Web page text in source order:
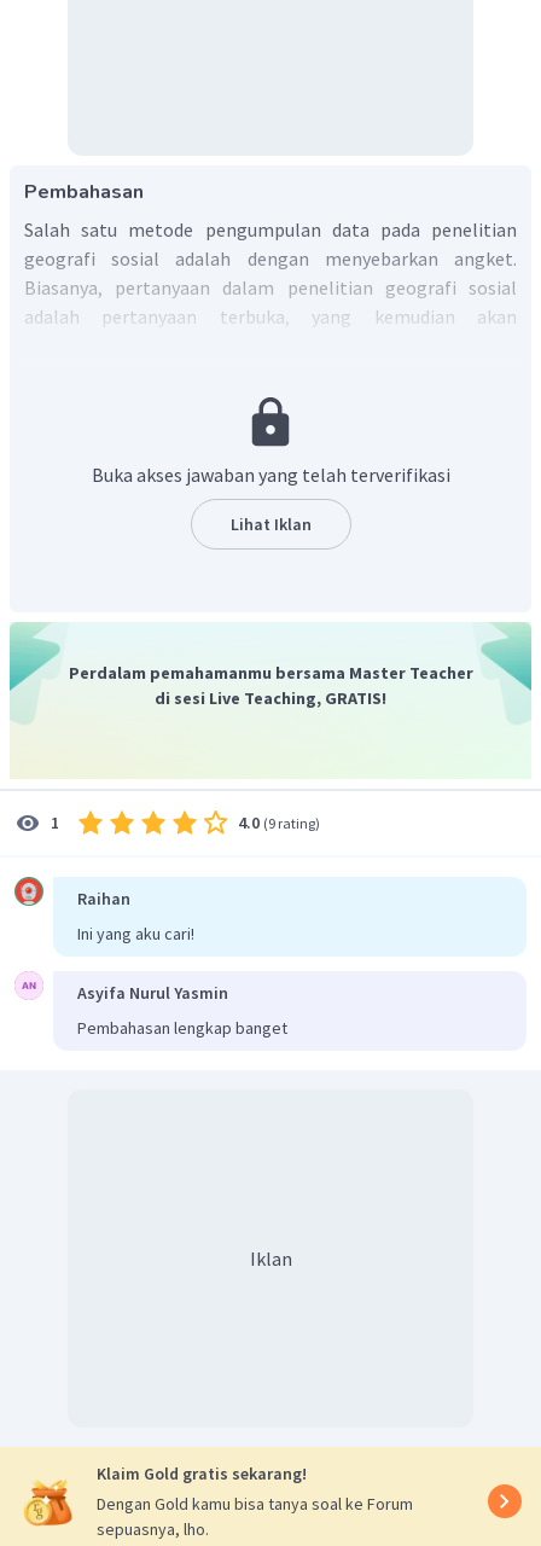
Pembahasan
Salah satu metode pengumpulan data pada penelitian
geografi sosial adalah dengan menyebarkan angket.
Biasanya, pertanyaan dalam penelitian geografi sosial
adalah pertanyaan terbuka, yang kemudian akan
Buka akses jawaban yang telah terverifikasi
Lihat Iklan
Perdalam pemahamanmu bersama Master Teacher
di sesi Live Teaching, GRATIS!
1 4.0 (9 rating)
Raihan
Ini yang aku cari!
Asyifa Nurul Yasmin
Pembahasan lengkap banget
Iklan
Klaim Gold gratis sekarang!
Dengan Gold kamu bisa tanya soal ke Forum
sepuasnya, lho.